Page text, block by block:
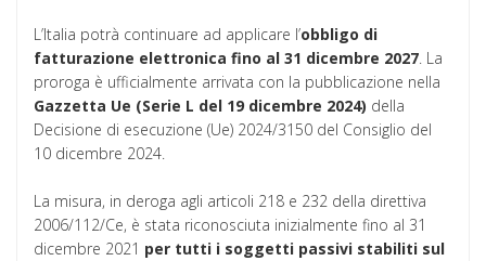
L’Italia potrà continuare ad applicare l’obbligo di
fatturazione elettronica fino al 31 dicembre 2027. La
proroga è ufficialmente arrivata con la pubblicazione nella
Gazzetta Ue (Serie L del 19 dicembre 2024) della
Decisione di esecuzione (Ue) 2024/3150 del Consiglio del
10 dicembre 2024.
La misura, in deroga agli articoli 218 e 232 della direttiva
2006/112/Ce, è stata riconosciuta inizialmente fino al 31
dicembre 2021 per tutti i soggetti passivi stabiliti sul